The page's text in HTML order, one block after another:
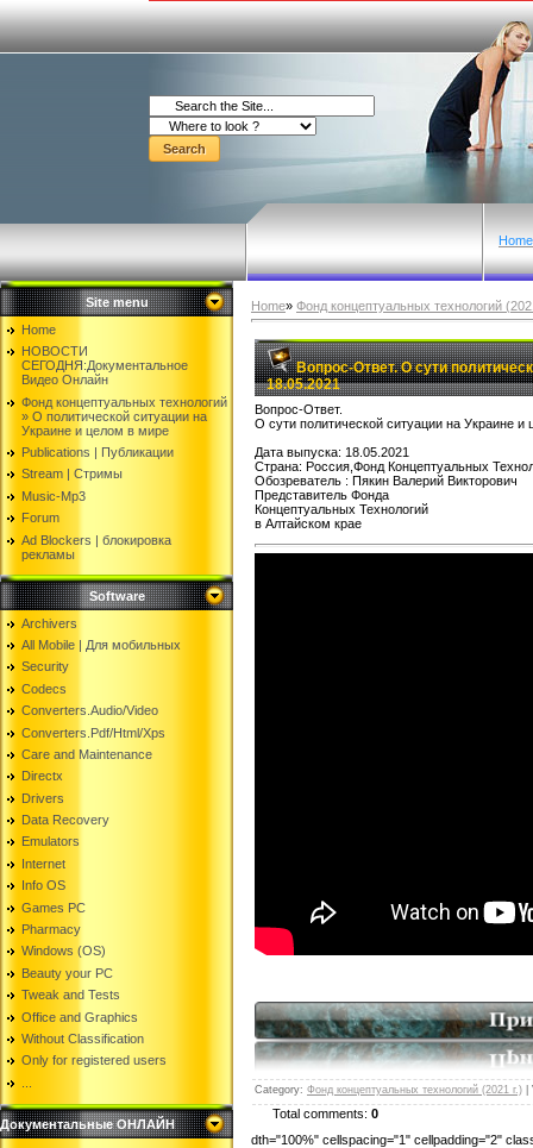
Home
Site menu
Home
НОВОСТИ
СЕГОДНЯ:Документальнoе
Видео Oнлайн
Фонд концептуальных технологий
» O политической ситуации на
Украине и целом в мире
Publications | Публикации
Stream | Стримы
Music-Mp3
Forum
Ad Blockers | блокировкa
рекламы
Software
Archivers
All Mobile | Для мобильных
Security
Codecs
Converters.Audio/Video
Converters.Pdf/Html/Xps
Care and Maintenance
Directx
Drivers
Data Recovery
Emulators
Internet
Info OS
Games PC
Pharmacy
Windows (OS)
Beauty your PC
Tweak and Tests
Office and Graphics
Without Classification
Only for registered users
Документальные ОНЛАЙН
Home» Фонд концептуальных технологий
Вопрос-Ответ. O сути
18.05.2021
Вопрос-Ответ.
O сути политической ситуации на Украине
Дата выпуска: 18.05.2021
Страна: Россия,Фонд Концептуальных
Oбозреватель : Пякин Валерий Викторович
Представитель Фонда
Концептуальных Технологий
в Алтайском крае
Category: Фонд концептуальных технологий (2021 г.)
Total comments: 0
dth="100%" cellspacing="1" cellpadding="2"